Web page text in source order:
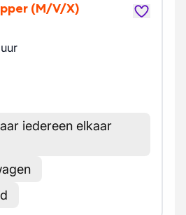
(M/V/X)
uur
iedereen elkaar